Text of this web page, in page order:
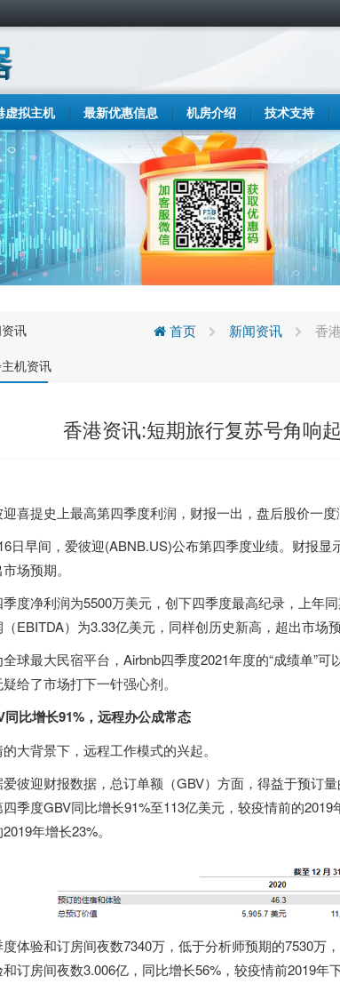
虚拟主机 最新优惠信息 机房介绍 技术支持
讯
机资讯
首页 新闻资讯 香
香港资讯:短期旅行复苏号角响
喜提史上最高第四季度利润，财报一出，盘后股价一度
日早间，爱彼迎(ABNB.US)公布第四季度业绩。财报显
场预期。
度净利润为5500万美元，创下四季度最高纪录，上年
EBITDA）为3.33亿美元，同样创历史新高，超出市场预
球最大民宿平台，Airbnb四季度2021年度的“成绩单”
给了市场打下一针强心剂。
同比增长91%，远程办公成常态
大背景下，远程工作模式的兴起。
彼迎财报数据，总订单额（GBV）方面，得益于预订
季度GBV同比增长91%至113亿美元，较疫情前的
年增长23%。
体验和订房间夜数7340万，低于分析师预期的7530万
订房间夜数3.006亿，同比增长56%，较疫情前2019年下